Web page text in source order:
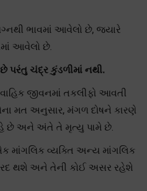
ભાવમાં આવેલો છે, જયારે
આવેલો છે.
પરંતુ ચંદ્ર કુંડળીમાં નથી.
જીવનમાં તકલીફો આવતી
મત અનુસાર, મંગળ દોષને કારણે
છે અને અંતે તે મૃત્યુ પામે છે.
માંગલિક વ્યક્તિ અન્ય માંગલિક
રદ થશે અને તેની કોઈ અસર રહેશે